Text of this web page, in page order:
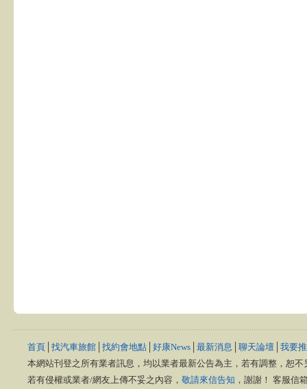
首頁 找汽車旅館 找約會地點 好康News 最新消息 聊天論壇 我要
本網站刊登之所有業者訊息，均以業者最新公告為主，若有調整，恕
若有侵權或業者/網友上傳不妥之內容， 敬請來信告知 ，謝謝！ 客服信